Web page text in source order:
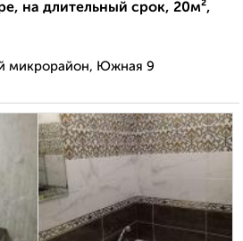
на длительный срок, 20м²,
микрорайон, Южная 9